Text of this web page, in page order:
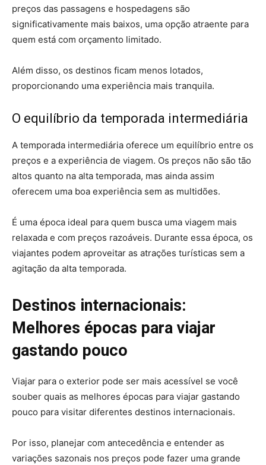
preços das passagens e hospedagens são
significativamente mais baixos, uma opção atraente para
quem está com orçamento limitado.
Além disso, os destinos ficam menos lotados,
proporcionando uma experiência mais tranquila.
O equilíbrio da temporada intermediária
A temporada intermediária oferece um equilíbrio entre os
preços e a experiência de viagem. Os preços não são tão
altos quanto na alta temporada, mas ainda assim
oferecem uma boa experiência sem as multidões.
É uma época ideal para quem busca uma viagem mais
relaxada e com preços razoáveis. Durante essa época, os
viajantes podem aproveitar as atrações turísticas sem a
agitação da alta temporada.
Destinos internacionais:
Melhores épocas para viajar
gastando pouco
Viajar para o exterior pode ser mais acessível se você
souber quais as melhores épocas para viajar gastando
pouco para visitar diferentes destinos internacionais.
Por isso, planejar com antecedência e entender as
variações sazonais nos preços pode fazer uma grande